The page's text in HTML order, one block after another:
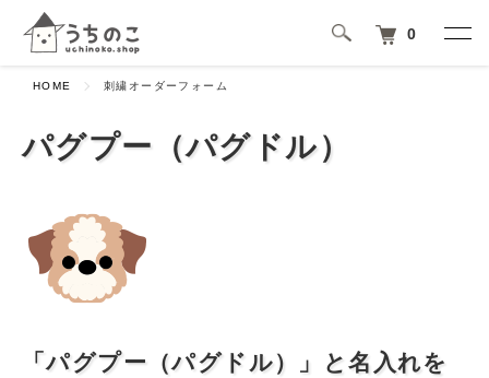
0
HOME 刺繍オーダーフォーム
パグプー（パグドル）
「パグプー（パグドル）」と名入れを